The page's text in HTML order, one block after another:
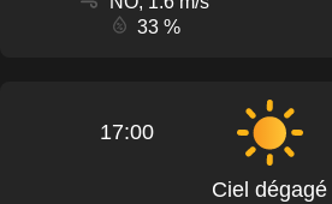
33 %
17:00
Ciel dégagé